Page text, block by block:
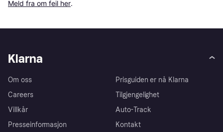
Meld fra om feil her.
Klarna
Om oss
Careers
Villkår
Presseinformasjon
Prisguiden er nå Klarna
Tilgjengelighet
Auto-Track
Kontakt